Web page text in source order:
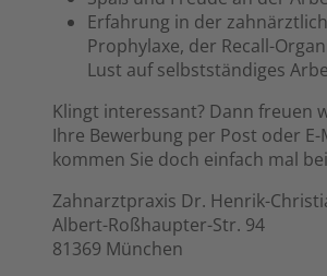
Erfahrung in der
Prophylaxe, der Recall-
Lust auf selbstständiges
Klingt interessant? Dann freuen
Ihre Bewerbung per Post oder E-
kommen Sie doch einfach mal
Zahnarztpraxis Dr. Henrik-
Albert-Roßhaupter-Str. 94
81369 München